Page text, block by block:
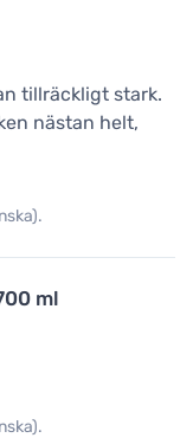
tillräckligt stark.
nästan helt,
ml